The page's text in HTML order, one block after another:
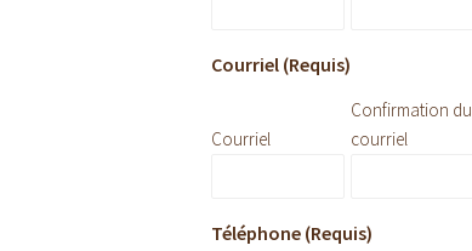
Courriel (Requis)
Courriel
Confirmation du
courriel
Téléphone (Requis)